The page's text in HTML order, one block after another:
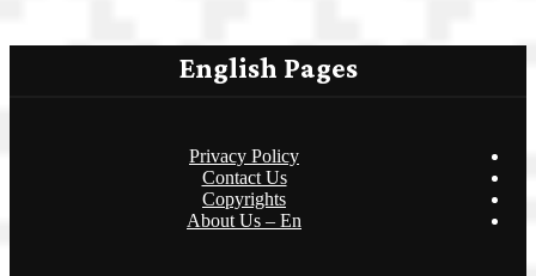
English Pages
Privacy Policy
Contact Us
Copyrights
About Us – En